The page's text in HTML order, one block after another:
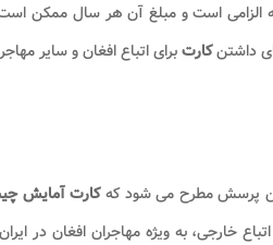
الزامی است و مبلغ آن هر سال ممکن
داشتنکارتبرای اتباع افغان و سایر
پرسش مطرح می شود کهکارت آمایش
خارجی، به ویژه مهاجران افغان در